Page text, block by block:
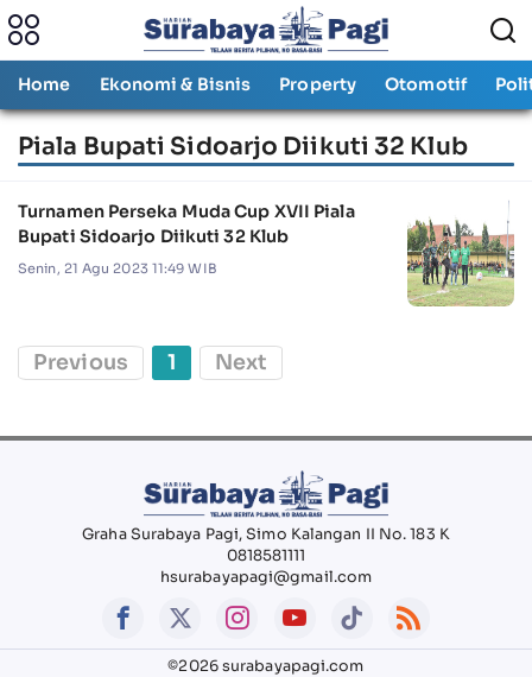
Home Ekonomi & Bisnis Property Otomotif
Piala Bupati Sidoarjo Diikuti 32 Klub
Turnamen Perseka Muda Cup XVII Piala
Bupati Sidoarjo Diikuti 32 Klub
Senin, 21 Agu 2023 11:49 WIB
Previous 1 Next
Graha Surabaya Pagi, Simo Kalangan II No. 183 K
0818581111
hsurabayapagi@gmail.com
©2026 surabayapagi.com